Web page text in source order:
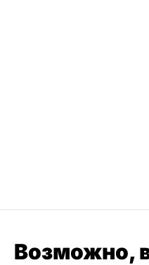
Возможно,